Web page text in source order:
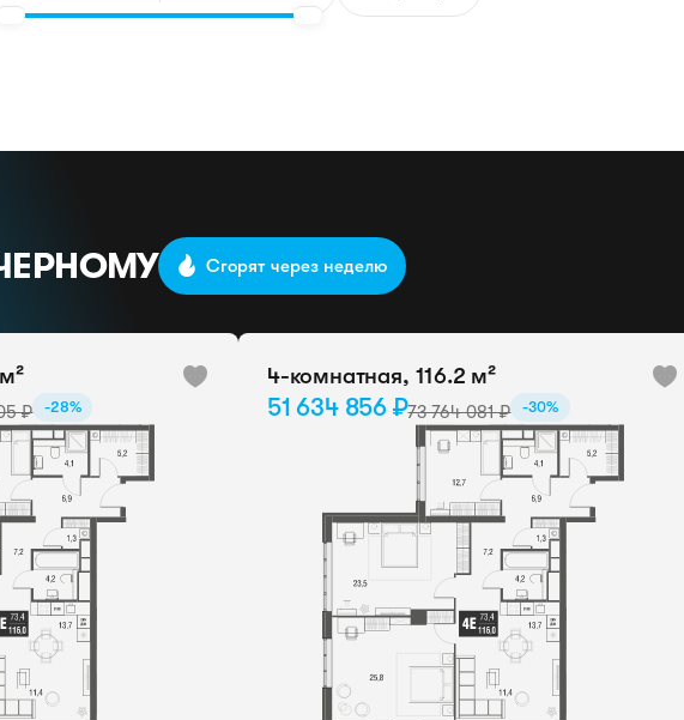
Сгорят через неделю
₽ -28%
4-комнатная, 116.2 м²
51 634 856 ₽73 764 081 ₽ -30%